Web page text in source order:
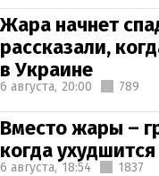
Жара начнет
рассказали,
в Украине
6 августа, 20:00 789
Вместо жары –
когда
6 августа, 18:54 1837